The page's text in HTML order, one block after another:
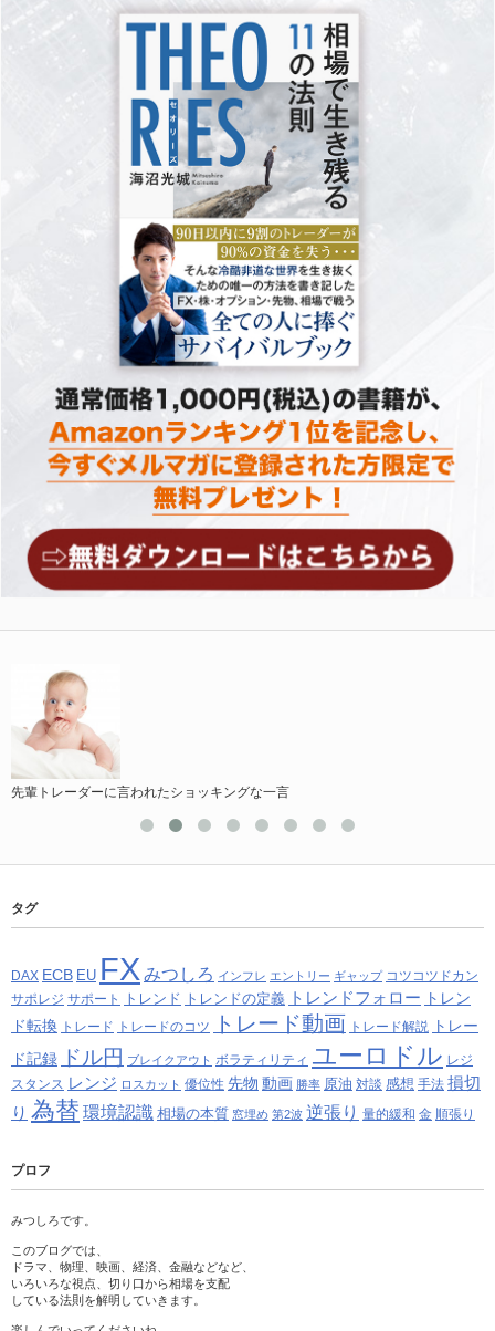
先輩トレーダーに言われたショッキングな一言
タグ
DAX ECB EU FX みつしろ インフレ エントリー ギャップ コツコツドカン
サポレジ サポート トレンド トレンドの定義 トレンドフォロー トレン
ド転換 トレード トレードのコツ トレード動画 トレード解説
トレー
ド記録 ドル円 ブレイクアウト ボラティリティ ユーロドル レジ
スタンス レンジ ロスカット 優位性 先物 動画 勝率 原油 対談 感想 手法 損切
り 為替 環境認識 相場の本質 窓埋め 第2波 逆張り 量的緩和 金 順張り
プロフ
みつしろです。
このブログでは、
ドラマ、物理、映画、経済、金融などなど、
いろいろな視点、切り口から相場を支配
している法則を解明していきます。